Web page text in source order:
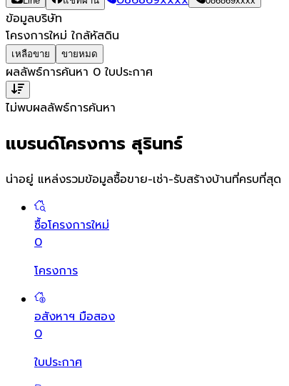
ข้อมูลบริษัท
โครงการใหม่ ใกล้หัสดิน
เหลือขาย ขายหมด
ผลลัพธ์การค้นหา 0 ใบประกาศ
ไม่พบผลลัพธ์การค้นหา
แบรนด์โครงการ สุรินทร์
น่าอยู่ แหล่งรวมข้อมูลซื้อขาย-เช่า-รับสร้างบ้านที่ครบที่สุด
ซื้อโครงการใหม่
0
โครงการ
อสังหาฯ มือสอง
0
ใบประกาศ